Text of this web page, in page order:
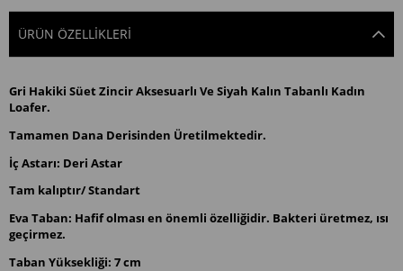
ÜRÜN ÖZELLIKLERI
Gri Hakiki Süet Zincir Aksesuarlı Ve Siyah Kalın Tabanlı Kadın
Loafer.
Tamamen Dana Derisinden Üretilmektedir.
İç Astarı: Deri Astar
Tam kalıptır/ Standart
Eva Taban: Hafif olması en önemli özelliğidir. Bakteri üretmez, ısı
geçirmez.
Taban Yüksekliği: 7 cm